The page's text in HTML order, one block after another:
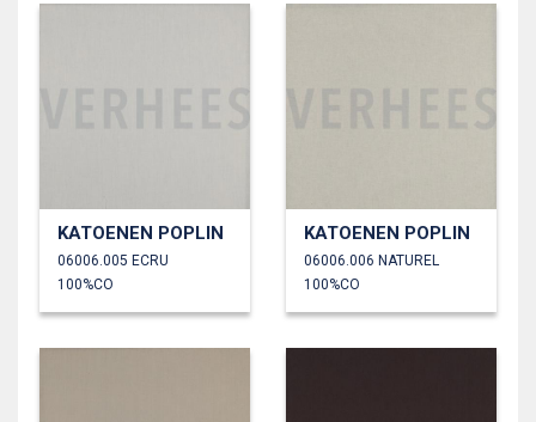
KATOENEN POPLIN
06006.005 ECRU
100%CO
KATOENEN POPLIN
06006.006 NATUREL
100%CO